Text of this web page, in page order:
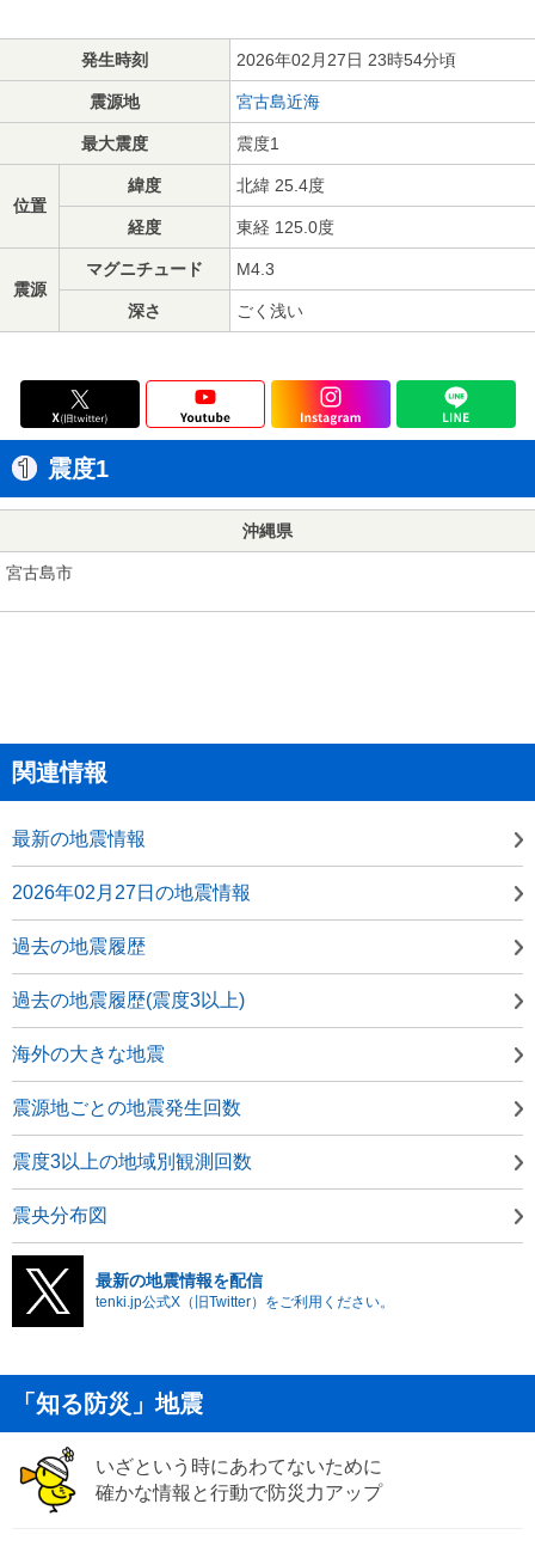
発生時刻 2026年02月27日 23時54分頃
震源地 宮古島近海
最大震度 震度1
位置
緯度 北緯 25.4度
経度 東経 125.0度
震源
マグニチュード M4.3
深さ ごく浅い
震度1
沖縄県
宮古島市
関連情報
最新の地震情報
2026年02月27日の地震情報
過去の地震履歴
過去の地震履歴(震度3以上)
海外の大きな地震
震源地ごとの地震発生回数
震度3以上の地域別観測回数
震央分布図
最新の地震情報を配信
tenki.jp公式X（旧Twitter）をご利用ください。
「知る防災」地震
いざという時にあわてないために
確かな情報と行動で防災力アップ